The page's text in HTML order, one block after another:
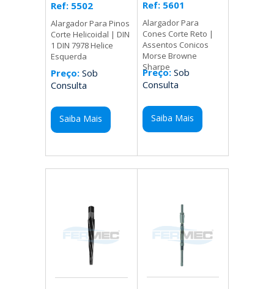
Ref: 5502
Alargador Para Pinos
Corte Helicoidal | DIN
1 DIN 7978 Helice
Esquerda
Preço: Sob
Consulta
Saiba Mais
Ref: 5601
Alargador Para
Cones Corte Reto |
Assentos Conicos
Morse Browne
Sharpe
Preço:Sob
Consulta
Saiba Mais